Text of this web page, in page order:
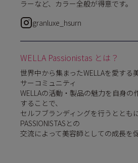
ラーなど、カラー全般が得意です。
granluxe_hsurn
WELLA Passionistas とは？
世界中から集まったWELLAを愛する
サーコミュニティ
WELLAの活動・製品の魅力を自身の
することで、
セルフブランディングを行うととも
PASSIONISTASとの
交流によって美容師としての成長を